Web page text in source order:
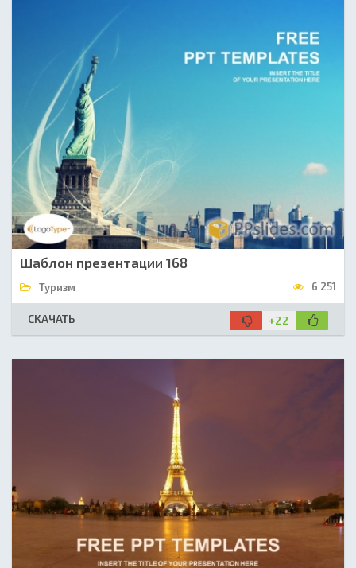
Шаблон презентации 168
Туризм 6 251
СКАЧАТЬ +22